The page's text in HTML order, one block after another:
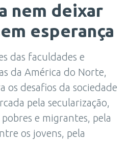
nem deixar
esperança
das faculdades e
da América do Norte,
os desafios da sociedade
pela secularização,
e migrantes, pela
os jovens, pela